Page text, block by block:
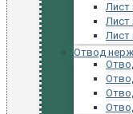
Лист
Лист
Лист
Отвод